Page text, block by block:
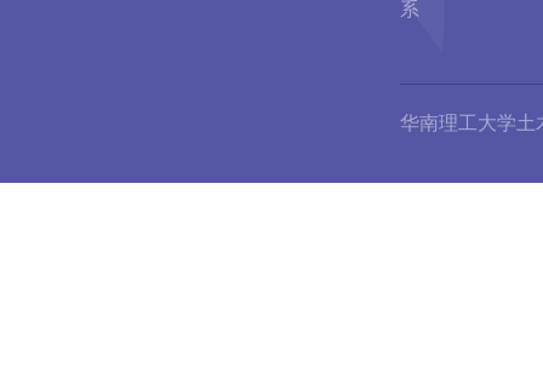
系
华南理工大学土